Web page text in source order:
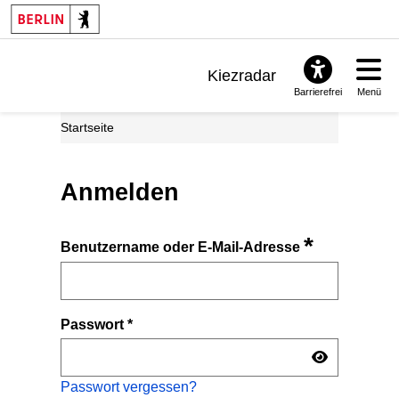
Kiezradar
Barrierefrei Menü
Startseite
Anmelden
Benutzername oder E-Mail-Adresse*
Passwort*
Passwort vergessen?